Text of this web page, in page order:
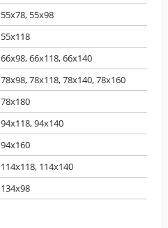
55x78, 55x98
55x118
66x98, 66x118, 66x140
78x98, 78x118, 78x140, 78x160
78x180
94x118, 94x140
94x160
114x118, 114x140
134x98